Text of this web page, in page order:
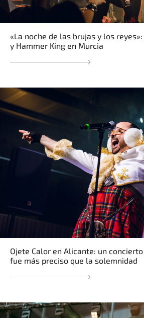
«La noche de las brujas y los
y Hammer King en Murcia
Ojete Calor en Alicante: un
fue más preciso que la solemnidad